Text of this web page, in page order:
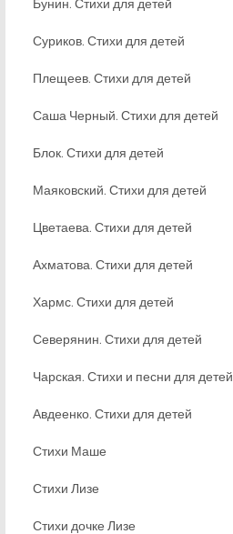
Бунин. Стихи для детей
Суриков. Стихи для детей
Плещеев. Стихи для детей
Саша Черный. Стихи для детей
Блок. Стихи для детей
Маяковский. Стихи для детей
Цветаева. Стихи для детей
Ахматова. Стихи для детей
Хармс. Стихи для детей
Северянин. Стихи для детей
Чарская. Стихи и песни для детей
Авдеенко. Стихи для детей
Стихи Маше
Стихи Лизе
Стихи дочке Лизе